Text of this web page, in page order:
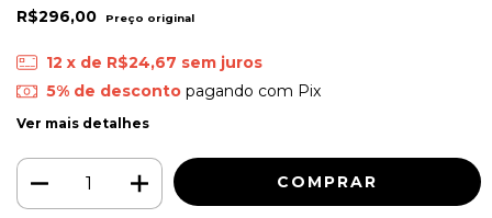
R$296,00
12 x de R$24,67 sem juros
5% de descontopagando com Pix
Ver mais detalhes